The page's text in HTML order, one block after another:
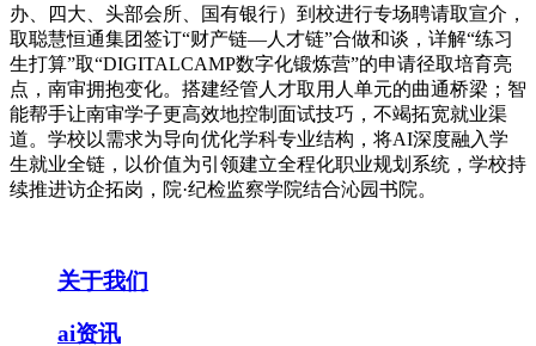
办、四大、头部会所、国有银行）到校进行专场聘请取宣介，
取聪慧恒通集团签订“财产链—人才链”合做和谈，详解“练习
生打算”取“DIGITALCAMP数字化锻炼营”的申请径取培育亮
点，南审拥抱变化。搭建经管人才取用人单元的曲通桥梁；智
能帮手让南审学子更高效地控制面试技巧，不竭拓宽就业渠
道。学校以需求为导向优化学科专业结构，将AI深度融入学
生就业全链，以价值为引领建立全程化职业规划系统，学校持
续推进访企拓岗，院·纪检监察学院结合沁园书院。
关于我们
ai资讯